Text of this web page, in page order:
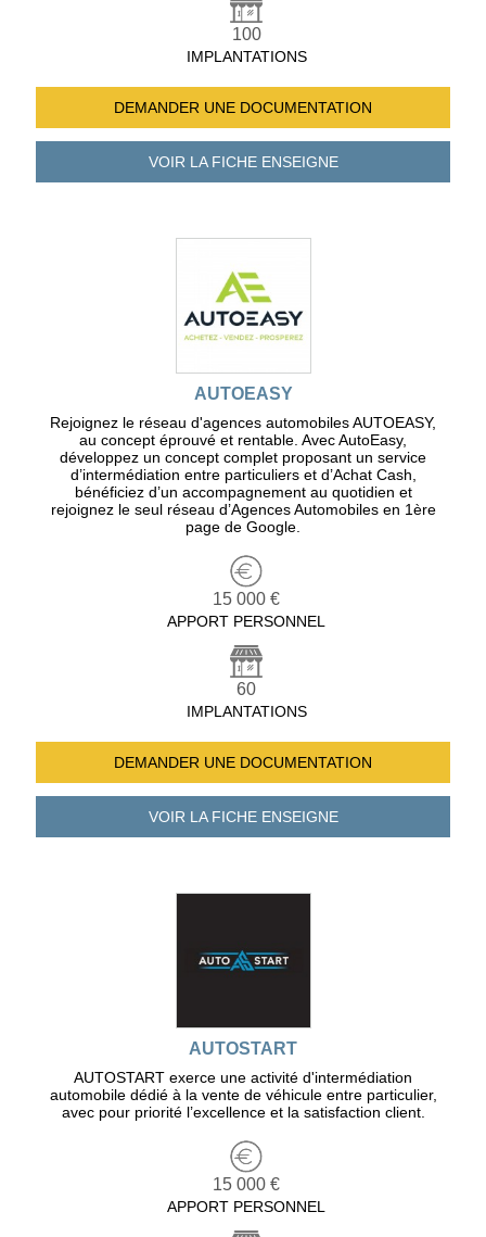
100
IMPLANTATIONS
DEMANDER UNE DOCUMENTATION
VOIR LA FICHEENSEIGNE
AUTOEASY
Rejoignez le réseau d'agences automobiles AUTOEASY,
au concept éprouvé et rentable. Avec AutoEasy,
développez un concept complet proposant un service
d’intermédiation entre particuliers et d’Achat Cash,
bénéficiez d’un accompagnement au quotidien et
rejoignez le seul réseau d’Agences Automobiles en 1ère
page de Google.
15 000 €
APPORT PERSONNEL
60
IMPLANTATIONS
DEMANDER UNE DOCUMENTATION
VOIR LA FICHEENSEIGNE
AUTOSTART
AUTOSTART exerce une activité d'intermédiation
automobile dédié à la vente de véhicule entre particulier,
avec pour priorité l’excellence et la satisfaction client.
15 000 €
APPORT PERSONNEL